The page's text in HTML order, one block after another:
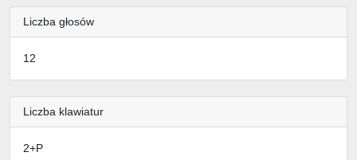
Liczba głosów
12
Liczba klawiatur
2+P